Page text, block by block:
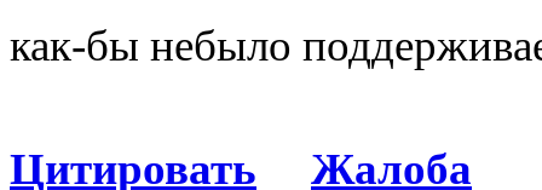
как-бы небыло
Цитировать
Жалоба